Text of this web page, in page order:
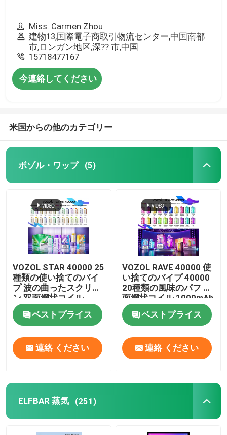
Miss. Carmen Zhou
建物13,国際電子商取引物流センター,中国南都
市,ロンガン地区,深?? 市,中国
15718477167
今連絡してください
米国からの他のカテゴリー
ボゾル・ワップ (5)
VOZOL STAR 40000 25
種類の使い捨てのバイ
プ 波の曲ったスクリー
ン 双面網状コイル
1000mAh充電電池
ベストプライス
連絡 ください
VOZOL RAVE 40000 使
い捨てのバイプ 40000
20種類の風味のパフ 双
面網状コイル 1000mAh
充電電池
ベストプライス
連絡 ください
ELFBAR 蒸気 (251)